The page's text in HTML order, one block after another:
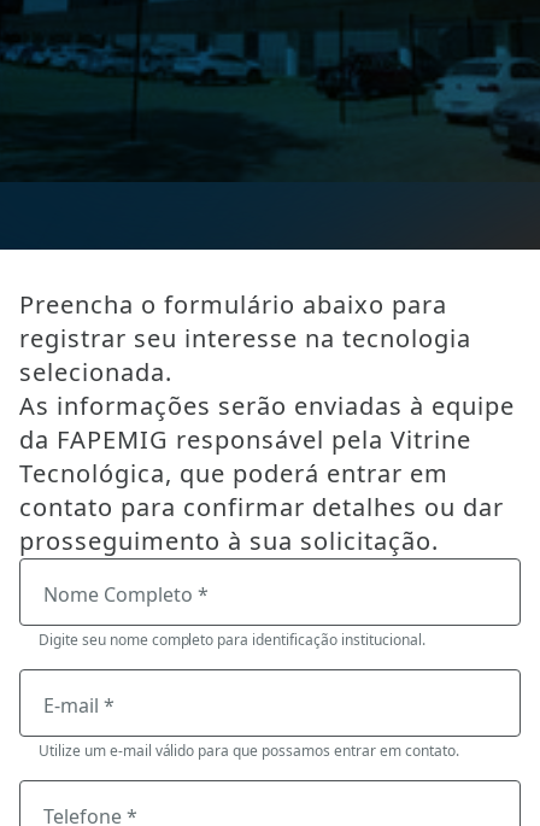
Preencha o formulário abaixo para
registrar seu interesse na tecnologia
selecionada.
As informações serão enviadas à equipe
da FAPEMIG responsável pela Vitrine
Tecnológica, que poderá entrar em
contato para confirmar detalhes ou dar
prosseguimento à sua solicitação.
Nome Completo *
Digite seu nome completo para identificação institucional.
E-mail *
Utilize um e-mail válido para que possamos entrar em contato.
Telefone *